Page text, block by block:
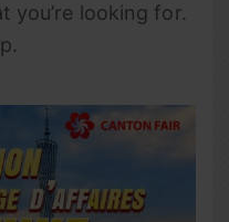
you’re looking for.